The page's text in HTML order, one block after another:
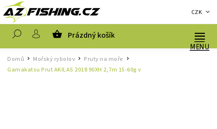
CZK
Prázdný košík
Domů / Mořský rybolov / Pruty na moře
Gamakatsu Prut AKILAS 2018 90XH 2,7m 15-60g v